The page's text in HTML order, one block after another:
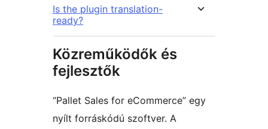
Is the plugin translation-
ready?
Közreműködők és
fejlesztők
“Pallet Sales for eCommerce” egy
nyílt forráskódú szoftver. A